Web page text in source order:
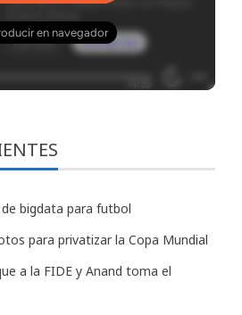
bigdata para futbol
para privatizar la Copa Mundial
a la FIDE y Anand toma el